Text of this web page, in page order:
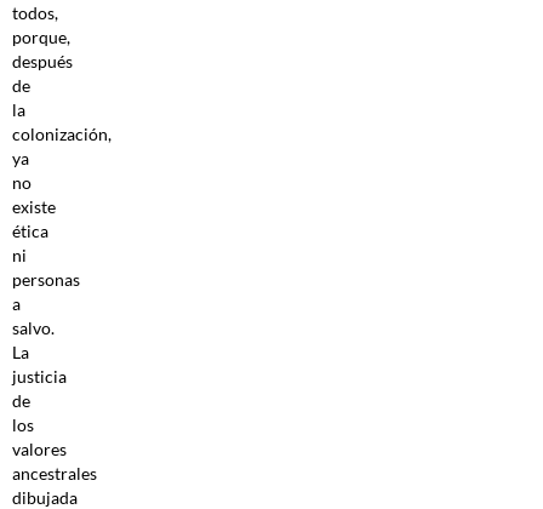
todos,
porque,
después
de
la
colonización,
ya
no
existe
ética
ni
personas
a
salvo.
La
justicia
de
los
valores
ancestrales
dibujada